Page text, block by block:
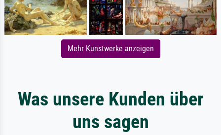
Mehr Kunstwerke anzeigen
Was unsere Kunden über
uns sagen